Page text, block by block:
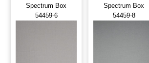
Spectrum Box
54459-6
Spectrum Box
54459-8